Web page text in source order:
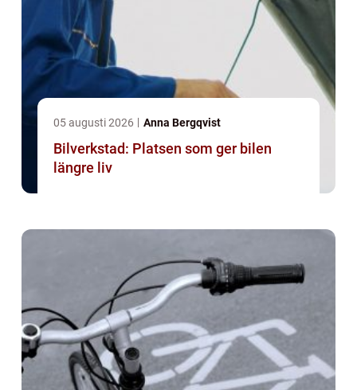
05 augusti 2026 Anna Bergqvist
Bilverkstad: Platsen som ger bilen
längre liv